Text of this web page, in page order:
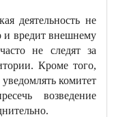
деятельность не
и вредит внешнему
не следят за
Кроме того,
комитет
возведение